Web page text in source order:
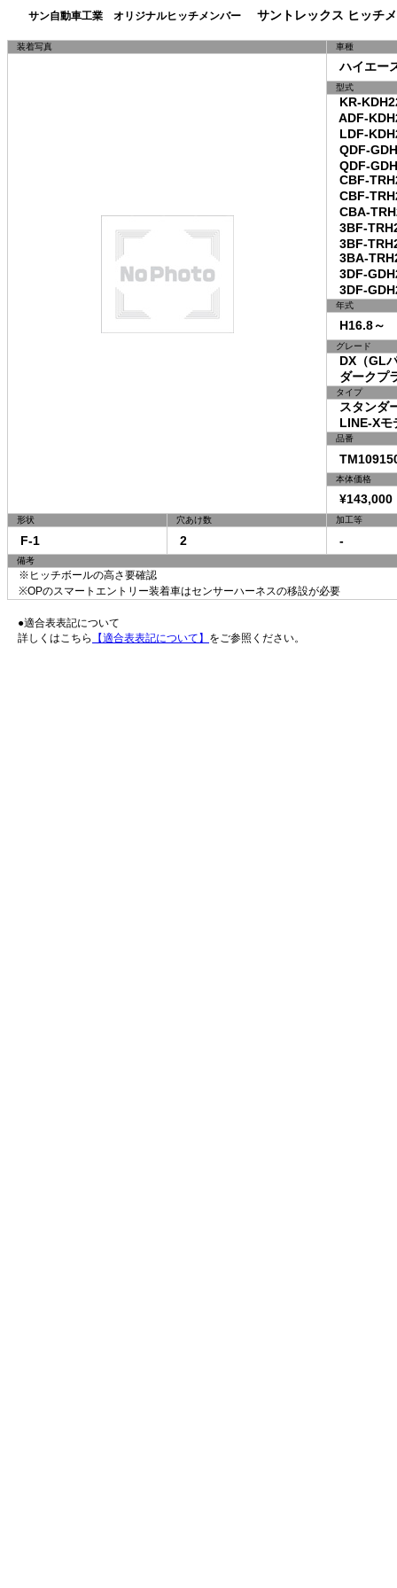
サン自動車工業 オリジナルヒッチメンバー サントレックス ヒッチ
装着写真 車種
ハイエー
型式
KR-
ADF-
LDF-
QDF-
QDF-
CBF-
CBF-
CBA-
3BF-
3BF-
3BA-
3DF-
3DF-
年式
H16.8～
グレード
DX（GL
ダークプ
タイプ
スタンダ
LINE-Xモ
品番
本体価格
¥143,000
形状 穴あけ数 加工等
F-1 2 -
備考
※ヒッチボールの高さ要確認
※OPのスマートエントリー装着車はセンサーハーネスの移設が必要
●適合表表記について
詳しくはこちら
【適合表表記について】 をご参照ください。